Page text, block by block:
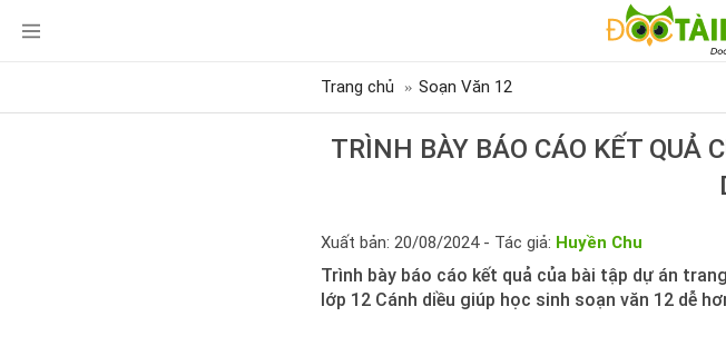
Trang chủ Soạn Văn 12
TRÌNH BÀY BÁO CÁO KẾT QUẢ
Xuất bản: 20/08/2024 - Tác giả: Huyền Chu
Trình bày báo cáo kết quả của bài tập dự án
lớp 12 Cánh diều giúp học sinh soạn văn 12 dễ